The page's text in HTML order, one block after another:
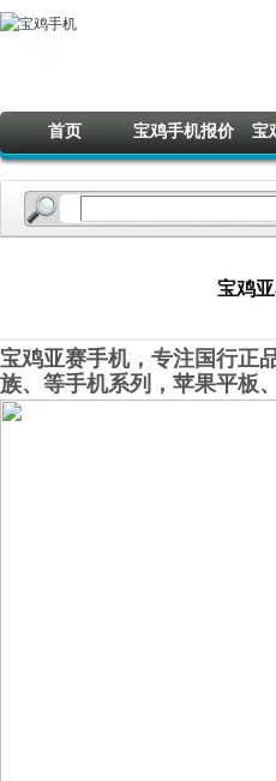
首页 宝鸡手机报价 宝
宝鸡
宝鸡亚赛手机，专注国行正
族、等手机系列，苹果平板